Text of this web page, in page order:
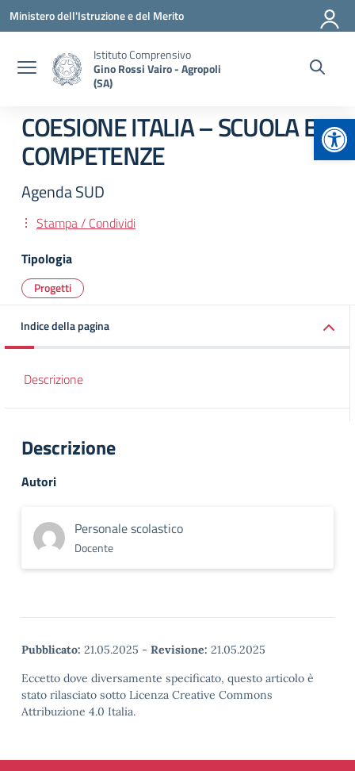
Vai ai contenuti
Vai al menu di navigazione
Vai al footer
Ministero dell'Istruzione e del Merito
Istituto Comprensivo
Gino Rossi Vairo - Agropoli
(SA)
COESIONE ITALIA – SCUOLA E
COMPETENZE
Agenda SUD
Stampa / Condividi
Tipologia
Progetti
Indice della pagina
Descrizione
Descrizione
Autori
Personale scolastico
Docente
Pubblicato: 21.05.2025 - Revisione: 21.05.2025
Eccetto dove diversamente specificato, questo articolo è
stato rilasciato sotto Licenza Creative Commons
Attribuzione 4.0 Italia.